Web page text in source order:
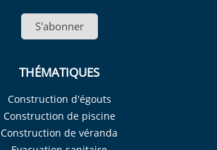
S'abonner
THÉMATIQUES
Construction d'égouts
Construction de piscine
Construction de véranda